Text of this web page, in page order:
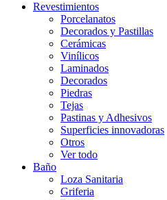
Revestimientos
Porcelanatos
Decorados y Pastillas
Cerámicas
Vinílicos
Laminados
Decorados
Piedras
Tejas
Pastinas y Adhesivos
Superficies innovadoras
Otros
Ver todo
Baño
Loza Sanitaria
Griferia